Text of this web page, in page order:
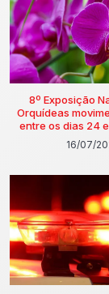
8º Exposição
Orquídeas
entre os dias 24
16/07/